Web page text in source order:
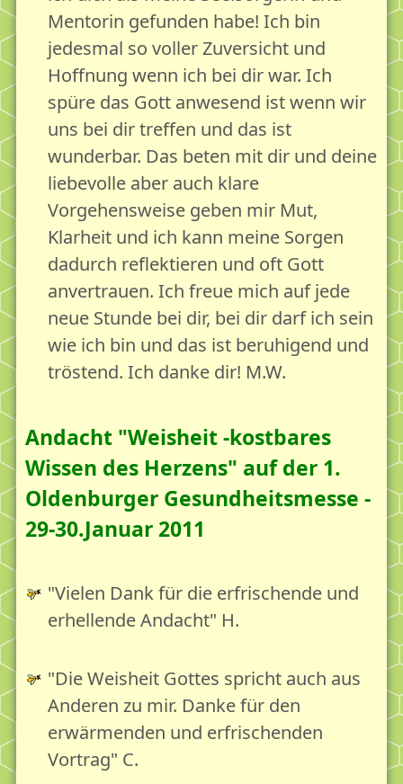
Mentorin gefunden habe! Ich bin
jedesmal so voller Zuversicht und
Hoffnung wenn ich bei dir war. Ich
spüre das Gott anwesend ist wenn wir
uns bei dir treffen und das ist
wunderbar. Das beten mit dir und deine
liebevolle aber auch klare
Vorgehensweise geben mir Mut,
Klarheit und ich kann meine Sorgen
dadurch reflektieren und oft Gott
anvertrauen. Ich freue mich auf jede
neue Stunde bei dir, bei dir darf ich sein
wie ich bin und das ist beruhigend und
tröstend. Ich danke dir! M.W.
Andacht "Weisheit -kostbares
Wissen des Herzens" auf der 1.
Oldenburger Gesundheitsmesse -
29-30.Januar 2011
"Vielen Dank für die erfrischende und
erhellende Andacht" H.
"Die Weisheit Gottes spricht auch aus
Anderen zu mir. Danke für den
erwärmenden und erfrischenden
Vortrag" C.